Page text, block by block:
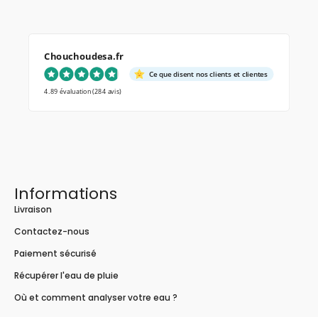
Chouchoudesa.fr
Ce que disent nos clients et clientes
4.89 évaluation(284 avis)
Informations
Livraison
Contactez-nous
Paiement sécurisé
Récupérer l'eau de pluie
Où et comment analyser votre eau ?